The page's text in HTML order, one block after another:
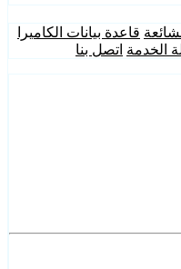
قاعدة بيانات الكاميرا
الخدمة اتصل بنا